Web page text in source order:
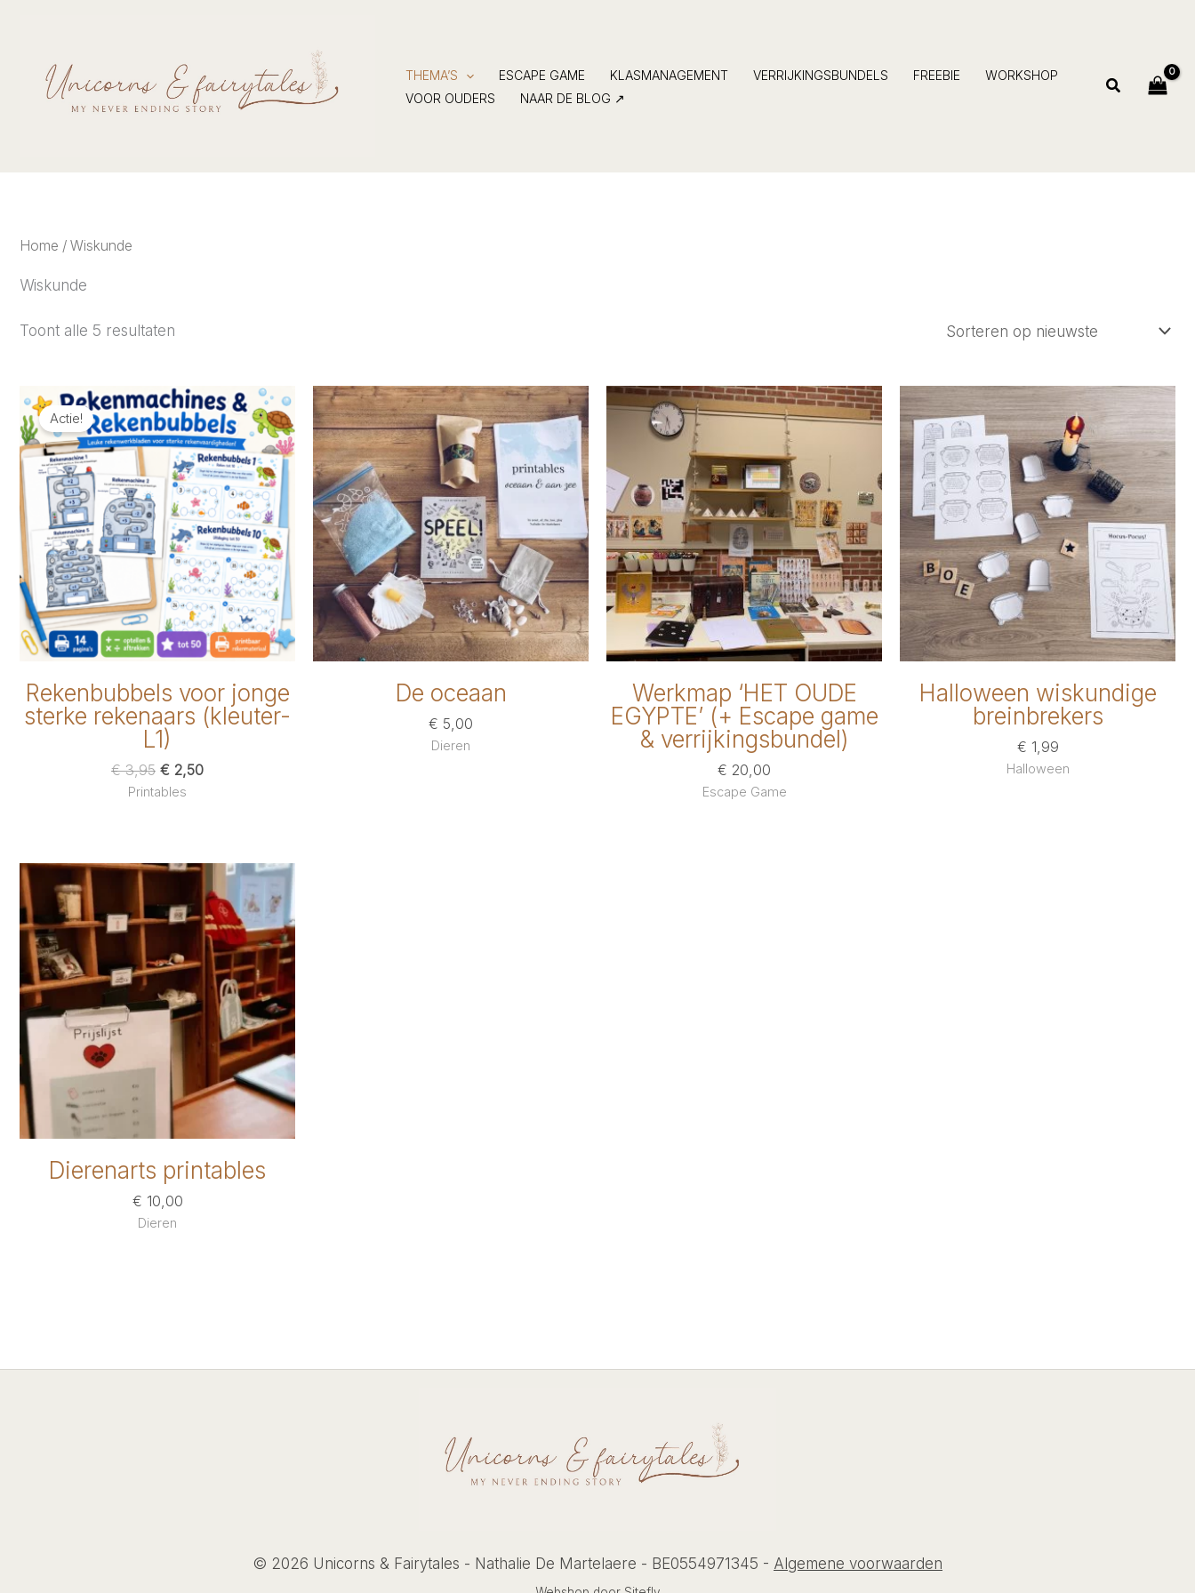
THEMA’S ESCAPE GAME KLASMANAGEMENT VERRIJKINGSBUNDELS FREEBIE
WORKSHOP
VOOR OUDERS
NAAR DE BLOG ↗
Zoeken
Home / Wiskunde
Wiskunde
Toont alle 5 resultaten
Actie!
Rekenbubbels voor jonge
sterke rekenaars (kleuter-
L1)
€3,95 Oorspronkelijke
prijs
was:
€ 2,50Huidige
Printables
De oceaan
€ 5,00
Dieren
Werkmap ‘HET OUDE
EGYPTE’ (+ Escape game
& verrijkingsbundel)
€ 20,00
Escape Game
Halloween wiskundige
breinbrekers
€ 1,99
Halloween
Dierenarts printables
€ 10,00
Dieren
© 2026 Unicorns & Fairytales - Nathalie De Martelaere - BE0554971345 - Algemene voorwaarden